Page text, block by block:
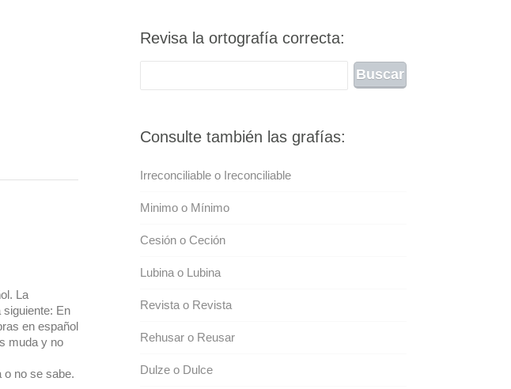
La
siguiente: En
en español
muda y no
o no se sabe.
Revisa la ortografía correcta:
Consulte también las grafías:
Irreconciliable o Ireconciliable
Minimo o Mínimo
Cesión o Ceción
Lubina o Lubina
Revista o Revista
Rehusar o Reusar
Dulze o Dulce